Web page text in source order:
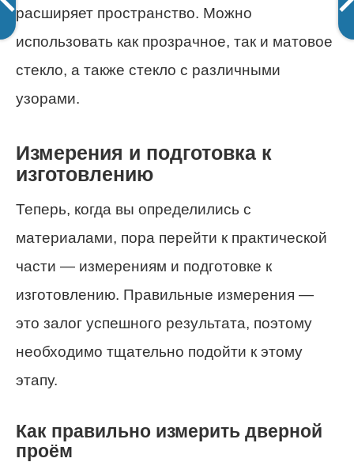
расширяет пространство. Можно
использовать как прозрачное, так и матовое
стекло, а также стекло с различными
узорами.
Измерения и подготовка к
изготовлению
Теперь, когда вы определились с
материалами, пора перейти к практической
части — измерениям и подготовке к
изготовлению. Правильные измерения —
это залог успешного результата, поэтому
необходимо тщательно подойти к этому
этапу.
Как правильно измерить дверной
проём